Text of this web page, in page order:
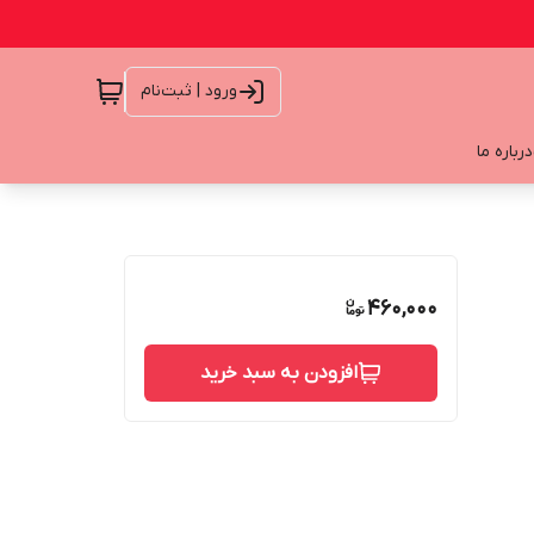
ورود | ثبت‌نام
درباره ما
460,000
افزودن به سبد خرید